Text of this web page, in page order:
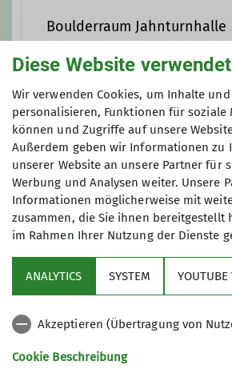
Boulderraum Jahnturnhalle
https://
Jahnstraße 35
95100 Selb
Gruppe
Damengruppe Klettern
Jeden Montag treffen wir
Bouldern in der Halle.Im
Felsen.
Sektion DAV Selb
Diese Website
Wir verwenden Cookies, um Inhalte und
personalisieren, Funktionen für soziale
können und Zugriffe auf unsere
Außerdem geben wir Informationen zu
unserer Website an unsere Partner für
Werbung und Analysen weiter. Unsere
Informationen möglicherweise mit
zusammen, die Sie ihnen bereitgestellt
im Rahmen Ihrer Nutzung der Dienste
ANALYTICS SYSTEM YOUTUBE
Akzeptieren (Übertragung von
Cookie Beschreibung